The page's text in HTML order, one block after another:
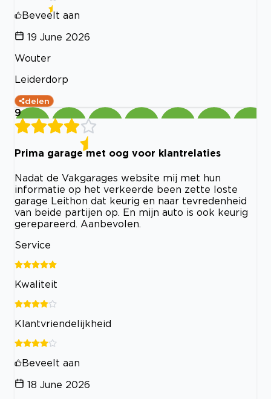
Beveelt aan
19 June 2026
Wouter
Leiderdorp
delen
9
Prima garage met oog voor klantrelaties
Nadat de Vakgarages website mij met hun
informatie op het verkeerde been zette loste
garage Leithon dat keurig en naar tevredenheid
van beide partijen op. En mijn auto is ook keurig
gerepareerd. Aanbevolen.
Service
Kwaliteit
Klantvriendelijkheid
Beveelt aan
18 June 2026